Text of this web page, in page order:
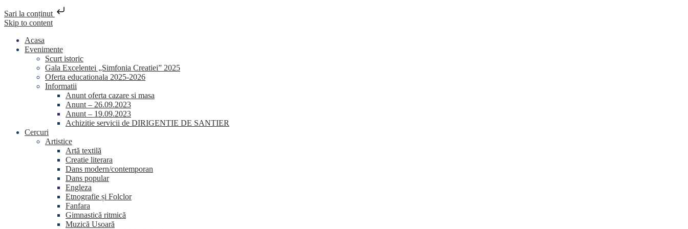
Sari la conținut
Skip to content
Acasa
Evenimente
Scurt istoric
Gala Excelentei „Simfonia Creatiei” 2025
Oferta educationala 2025-2026
Informatii
Anunt oferta cazare si masa
Anunt – 26.09.2023
Anunt – 19.09.2023
Achizitie servicii de DIRIGENTIE DE SANTIER
Cercuri
Artistice
Artă textilă
Creatie literara
Dans modern/contemporan
Dans popular
Engleza
Etnografie și Folclor
Fanfara
Gimnastică ritmică
Muzică Usoară